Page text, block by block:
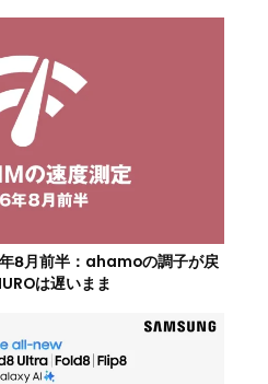
8月前半：ahamoの調子が戻
は遅いまま